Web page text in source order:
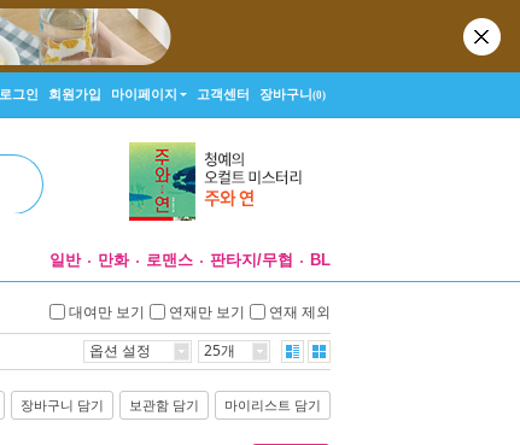
로그인 회원가입 마이페이지 고객센터 장바구니(0)
일반 만화 로맨스 판타지/무협 BL
대여만 보기 연재만 보기 연재 제외
옵션 설정 25개
장바구니 담기 보관함 담기 마이리스트 담기